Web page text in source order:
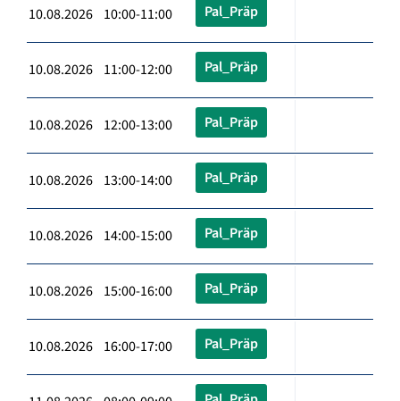
10.08.2026 10:00-11:00 Pal_Präp
10.08.2026 11:00-12:00 Pal_Präp
10.08.2026 12:00-13:00 Pal_Präp
10.08.2026 13:00-14:00 Pal_Präp
10.08.2026 14:00-15:00 Pal_Präp
10.08.2026 15:00-16:00 Pal_Präp
10.08.2026 16:00-17:00 Pal_Präp